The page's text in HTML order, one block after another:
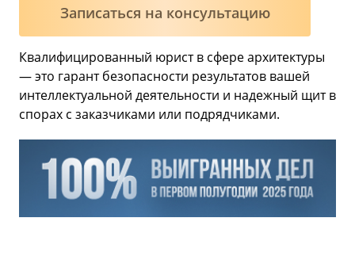
Записаться на консультацию
Квалифицированный юрист в сфере архитектуры
— это гарант безопасности результатов вашей
интеллектуальной деятельности и надежный щит в
спорах с заказчиками или подрядчиками.